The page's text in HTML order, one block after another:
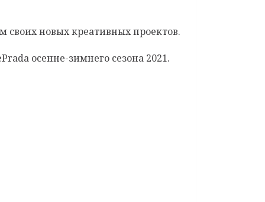
своих новых креативных проектов.
осенне-зимнего сезона 2021.